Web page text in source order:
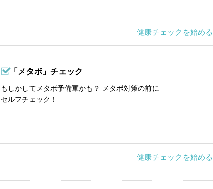
健康チェックを始める
「メタボ」チェック
もしかしてメタボ予備軍かも？ メタボ対策の前に
セルフチェック！
健康チェックを始める